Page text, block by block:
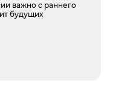
важно с раннего
будущих